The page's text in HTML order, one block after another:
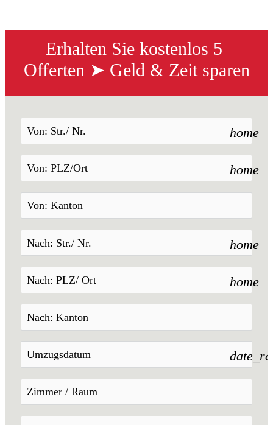
Erhalten Sie kostenlos 5
Offerten ➤ Geld & Zeit sparen
home
home
home
home